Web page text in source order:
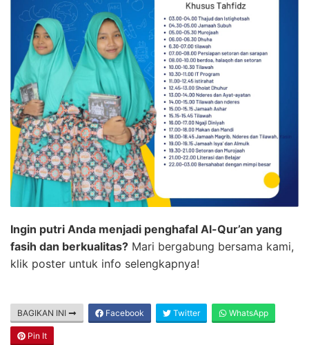
Ingin putri Anda menjadi penghafal Al-Qur’an yang
fasih dan berkualitas? Mari bergabung bersama kami,
klik poster untuk info selengkapnya!
BAGIKAN INI Facebook Twitter WhatsApp
Pin It